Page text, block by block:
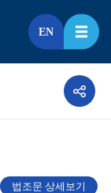
EN
법조문 상세보기